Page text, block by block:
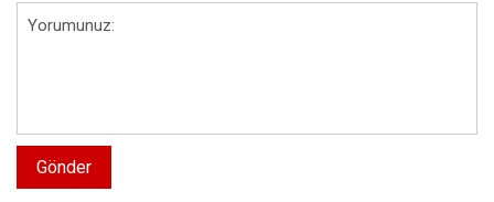
Gönder